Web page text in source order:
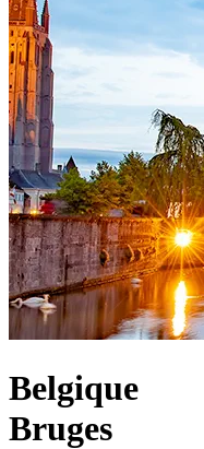
Belgique
Bruges